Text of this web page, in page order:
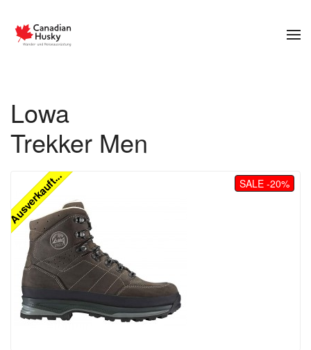
Zum Hauptinhalt springen
Lowa
Trekker Men
SALE -20%
Ausverkauft...